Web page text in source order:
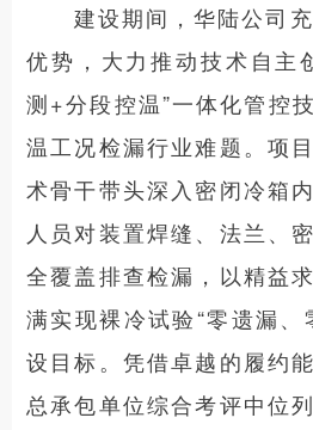
建设期间，华陆公司
优势，大力推动技术自主
测+分段控温”一体化管控
温工况检漏行业难题。项
术骨干带头深入密闭冷箱
人员对装置焊缝、法兰、
全覆盖排查检漏，以精益
满实现裸冷试验“零遗漏、
设目标。凭借卓越的履约
总承包单位综合考评中位